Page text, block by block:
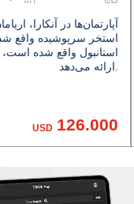
آپارتمان‌ها در آنکارا،
استخر سرپوشیده واقع
استانبول واقع شده
126.000
USD